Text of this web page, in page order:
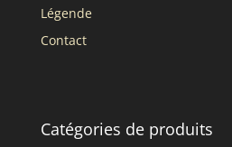
Légende
Contact
Catégories de produits